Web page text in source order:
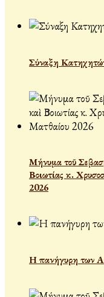
Σύναξη Κατηχητών
Μήνυμα τοῦ
Βοιωτίας κ.
2026
Η πανήγυρη των